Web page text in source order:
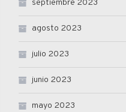
septiembre 2023
agosto 2023
julio 2023
junio 2023
mayo 2023